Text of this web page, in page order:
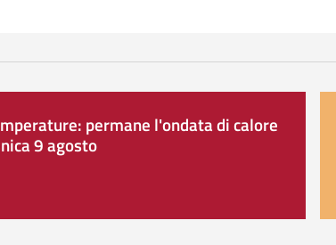
permane l'ondata di calore
9 agosto